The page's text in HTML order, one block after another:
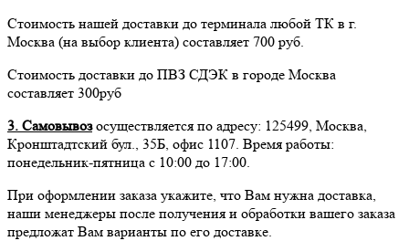
Стоимость нашей доставки до терминала любой ТК в г.
Москва (на выбор клиента) составляет 700 руб.
Стоимость доставки до ПВЗ СДЭК в городе Москва
составляет 300руб
3. Самовывозосуществляется по адресу: 125499, Москва,
Кронштадтский бул., 35Б, офис 1107. Время работы:
понедельник-пятница с 10:00 до 17:00.
При оформлении заказа укажите, что Вам нужна доставка,
наши менеджеры после получения и обработки вашего заказа
предложат Вам варианты по его доставке.